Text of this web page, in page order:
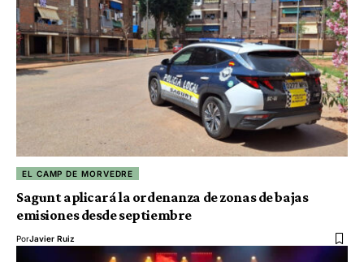
EL CAMP DE MORVEDRE
Sagunt aplicará la ordenanza de zonas de bajas
emisiones desde septiembre
PorJavier Ruiz